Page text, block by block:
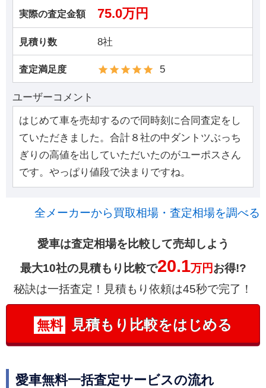
実際の査定金額 75.0万円
見積り数 8社
査定満足度 5
ユーザーコメント
はじめて車を売却するので同時刻に合同査定をし
ていただきました。合計８社の中ダントツぶっち
ぎりの高値を出していただいたのがユーポスさん
です。やっぱり値段で決まりですね。
全メーカーから買取相場・査定相場を調べる
愛車は査定相場を比較して売却しよう
最大10社の見積もり比較で20.1万円お得!?
秘訣は一括査定！見積もり依頼は45秒で完了！
無料 見積もり比較をはじめる
愛車無料一括査定サービスの流れ